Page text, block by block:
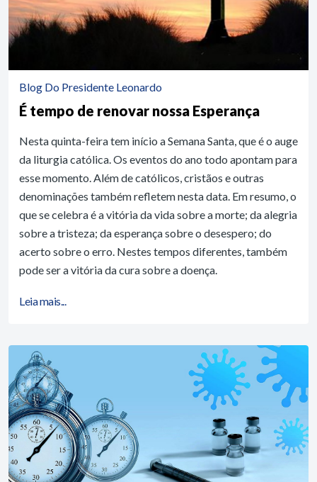
Blog Do Presidente Leonardo
É tempo de renovar nossa Esperança
Nesta quinta-feira tem início a Semana Santa, que é o auge
da liturgia católica. Os eventos do ano todo apontam para
esse momento. Além de católicos, cristãos e outras
denominações também refletem nesta data. Em resumo, o
que se celebra é a vitória da vida sobre a morte; da alegria
sobre a tristeza; da esperança sobre o desespero; do
acerto sobre o erro. Nestes tempos diferentes, também
pode ser a vitória da cura sobre a doença.
Leia mais...